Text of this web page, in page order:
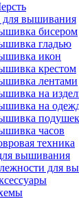
вышивания
бисером
гладью
икон
крестом
лентами
на
на
подушек
часов
техника
вышивания
для